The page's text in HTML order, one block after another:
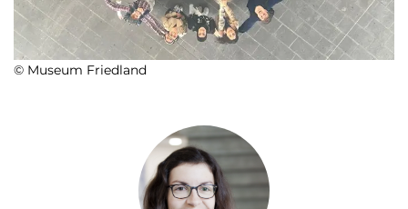
© Museum Friedland